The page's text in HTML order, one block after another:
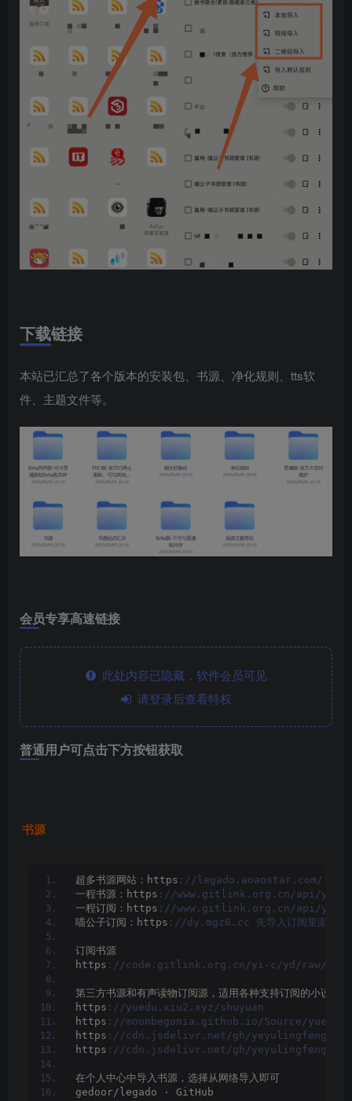
下载链接
本站已汇总了各个版本的安装包、书源、净化规则、tts软
件、主题文件等。
会员专享高速链接
此处内容已隐藏，软件会员可见
请登录后查看特权
普通用户可点击下方按钮获取
书源
超多书源网站：https ://legado.aoaostar.com/
一程书源：https ://www.gitlink.org.cn/api/yi-c/
一程订阅：https ://www.gitlink.org.cn/api/yi-c/
喵公子订阅：https ://dy.mgz6.cc 先导入订阅里面，再通
订阅书源
https ://code.gitlink.org.cn/yi-c/yd/raw/
第三方书源和有声读物订阅源，适用各种支持订阅的小说软件
https ://yuedu.xiu2.xyz/shuyuan
https ://moonbegonia.github.io/Source/yuedu/
https ://cdn.jsdelivr.net/gh/yeyulingfeng01/
https ://cdn.jsdelivr.net/gh/yeyulingfeng01/
在个人中心中导入书源，选择从网络导入即可
gedoor/legado · GitHub